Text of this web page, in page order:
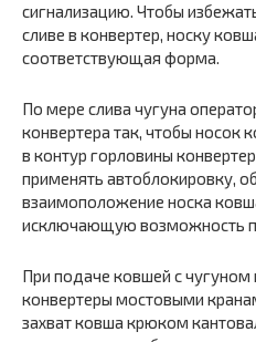
сигнализацию. Чтобы
сливе в конвертер, носку
соответствующая форма.
По мере слива чугуна
конвертера так, чтобы носок
в контур горловины
применять автоблокировку,
взаимоположение носка
исключающую возможность
При подаче ковшей с чугуном
конвертеры мостовыми
захват ковша крюком